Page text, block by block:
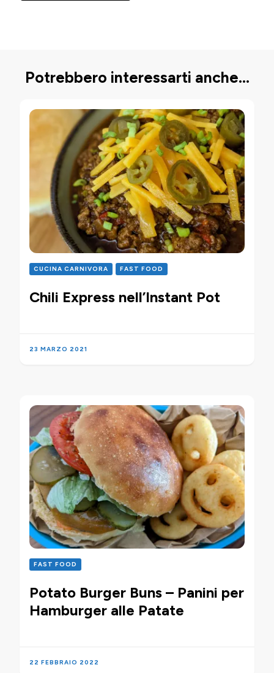
Potrebbero interessarti anche...
CUCINA CARNIVORA FAST FOOD
Chili Express nell’Instant Pot
23 MARZO 2021
FAST FOOD
Potato Burger Buns – Panini per
Hamburger alle Patate
22 FEBBRAIO 2022